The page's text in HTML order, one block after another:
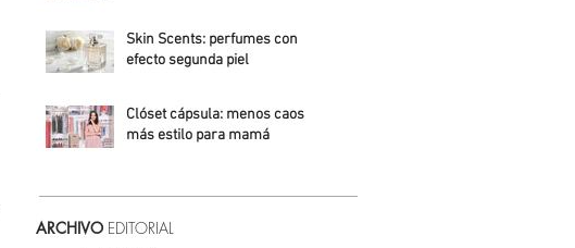
Skin Scents: perfumes con
efecto segunda piel
Clóset cápsula: menos caos,
más estilo para mamá
ARCHIVO EDITORIAL